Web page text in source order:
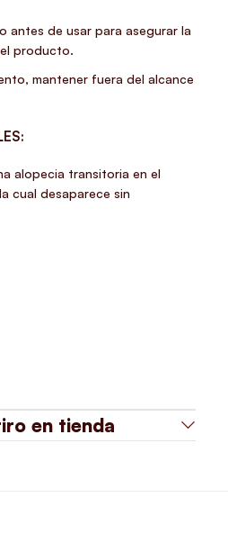
antes de usar para asegurar la
producto.
mantener fuera del alcance
alopecia transitoria en el
cual desaparece sin
en tienda